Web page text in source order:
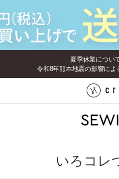
夏季休業につい
令和8年熊本地震の影響によ
いろコレ